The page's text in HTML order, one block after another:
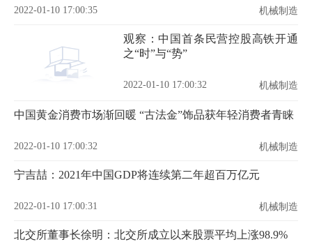
2022-01-10 17:00:35 机械制造
观察：中国首条民营控股高铁开通
之“时”与“势”
2022-01-10 17:00:32 机械制造
中国黄金消费市场渐回暖 “古法金”饰品获年轻消费者青睐
2022-01-10 17:00:32 机械制造
宁吉喆：2021年中国GDP将连续第二年超百万亿元
2022-01-10 17:00:31 机械制造
北交所董事长徐明：北交所成立以来股票平均上涨98.9%